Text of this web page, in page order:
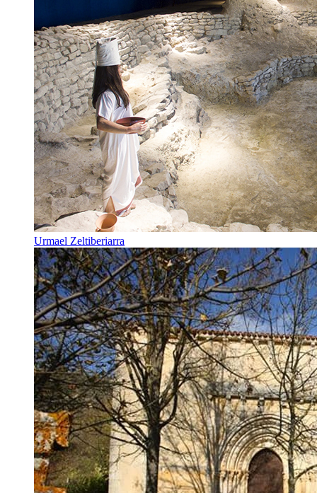
Urmael Zeltiberiarra